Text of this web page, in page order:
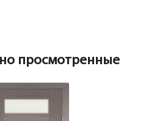
Наличник
просмотренные